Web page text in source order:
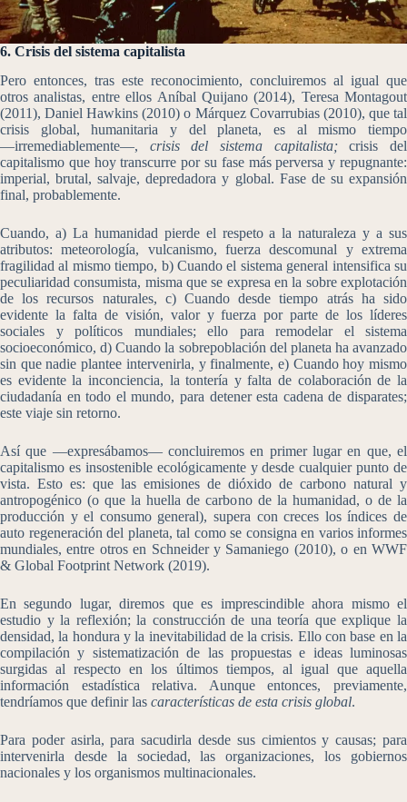
6. Crisis del sistema capitalista
Pero entonces, tras este reconocimiento, concluiremos al igual que
otros analistas, entre ellos Aníbal Quijano (2014), Teresa Montagout
(2011), Daniel Hawkins (2010) o Márquez Covarrubias (2010), que tal
crisis global, humanitaria y del planeta, es al mismo tiempo
―irremediablemente―, crisis del sistema capitalista; crisis del
capitalismo que hoy transcurre por su fase más perversa y repugnante:
imperial, brutal, salvaje, depredadora y global. Fase de su expansión
final, probablemente.
Cuando, a) La humanidad pierde el respeto a la naturaleza y a sus
atributos: meteorología, vulcanismo, fuerza descomunal y extrema
fragilidad al mismo tiempo, b) Cuando el sistema general intensifica su
peculiaridad consumista, misma que se expresa en la sobre explotación
de los recursos naturales, c) Cuando desde tiempo atrás ha sido
evidente la falta de visión, valor y fuerza por parte de los líderes
sociales y políticos mundiales; ello para remodelar el sistema
socioeconómico, d) Cuando la sobrepoblación del planeta ha avanzado
sin que nadie plantee intervenirla, y finalmente, e) Cuando hoy mismo
es evidente la inconciencia, la tontería y falta de colaboración de la
ciudadanía en todo el mundo, para detener esta cadena de disparates;
este viaje sin retorno.
Así que ―expresábamos― concluiremos en primer lugar en que, el
capitalismo es insostenible ecológicamente y desde cualquier punto de
vista. Esto es: que las emisiones de dióxido de carbono natural y
antropogénico (o que la huella de carbono de la humanidad, o de la
producción y el consumo general), supera con creces los índices de
auto regeneración del planeta, tal como se consigna en varios informes
mundiales, entre otros en Schneider y Samaniego (2010), o en WWF
& Global Footprint Network (2019).
En segundo lugar, diremos que es imprescindible ahora mismo el
estudio y la reflexión; la construcción de una teoría que explique la
densidad, la hondura y la inevitabilidad de la crisis. Ello con base en la
compilación y sistematización de las propuestas e ideas luminosas
surgidas al respecto en los últimos tiempos, al igual que aquella
información estadística relativa. Aunque entonces, previamente,
tendríamos que definir las características de esta crisis global.
Para poder asirla, para sacudirla desde sus cimientos y causas; para
intervenirla desde la sociedad, las organizaciones, los gobiernos
nacionales y los organismos multinacionales.